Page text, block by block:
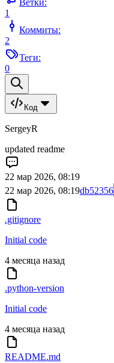
Ветки:
1
Коммиты:
2
Теги:
0
Код
SergeyR
updated readme
22 мар 2026, 08:19
22 мар 2026, 08:19db52356
.gitignore
Initial code
4 месяца назад
.python-version
Initial code
4 месяца назад
README.md